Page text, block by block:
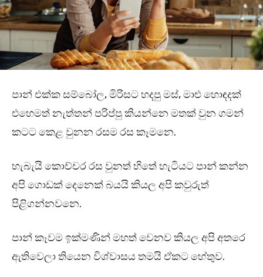
පාන් එක්ක සම්බෝල, මිරිසට හදපු මස්, මාළු හොඳදක්
එහෙමත් නැත්තන් පරිප්පු කියන්නෙ මතක් වුන ගමන්
කටට කෙළ වුනන රසම රස කෑමනෙ.
හැබැයි කොච්චර රස වුනත් හිතේ හැටියට පාන් කන්න
අපි ගොඩක් දෙනෙක් බයයි කියල අපි කවුරුත්
පිළිගන්නවනෙ.
පාන් කෑවම ඉක්මණින් මහත් වෙනව කියල අපි අතරෙ
ඇතිවෙලා තියෙන විශ්වාසය තමයි ඒකට හේතුව.